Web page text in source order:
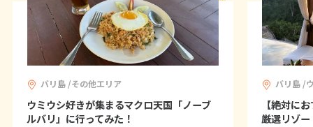
バリ島 /その他エリア
ウミウシ好きが集まるマクロ天国「ノーブ
ルバリ」に行ってみた！
バリ島 /
【絶対に
厳選リゾ